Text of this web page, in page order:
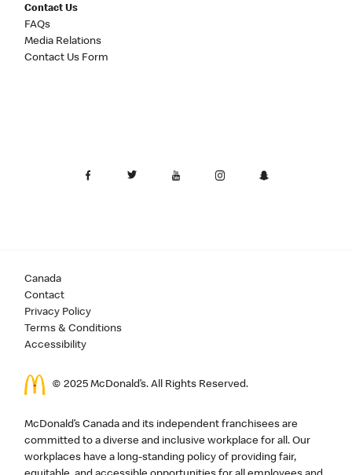
Contact Us
FAQs
Media Relations
Contact Us Form
Canada
Contact
Privacy Policy
Terms & Conditions
Accessibility
© 2025 McDonald’s. All Rights Reserved.
McDonald’s Canada and its independent franchisees are
committed to a diverse and inclusive workplace for all. Our
workplaces have a long-standing policy of providing fair,